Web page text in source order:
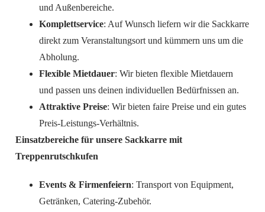
und Außenbereiche.
Komplettservice: Auf Wunsch liefern wir die Sackkarre
direkt zum Veranstaltungsort und kümmern uns um die
Abholung.
Flexible Mietdauer: Wir bieten flexible Mietdauern
und passen uns deinen individuellen Bedürfnissen an.
Attraktive Preise: Wir bieten faire Preise und ein gutes
Preis-Leistungs-Verhältnis.
Einsatzbereiche für unsere Sackkarre mit
Treppenrutschkufen
Events & Firmenfeiern: Transport von Equipment,
Getränken, Catering-Zubehör.